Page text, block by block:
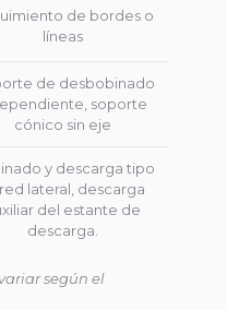
de bordes o
líneas
de desbobinado
soporte
cónico sin eje
y descarga tipo
lateral, descarga
del estante de
descarga.
según el